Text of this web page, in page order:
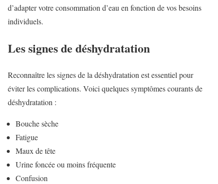
d’adapter votre consommation d’eau en fonction de vos besoins
individuels.
Les signes de déshydratation
Reconnaître les signes de la déshydratation est essentiel pour
éviter les complications. Voici quelques symptômes courants de
déshydratation :
Bouche sèche
Fatigue
Maux de tête
Urine foncée ou moins fréquente
Confusion